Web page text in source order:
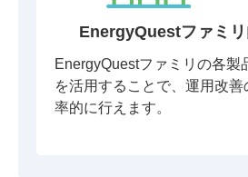
EnergyQuestファミ
EnergyQuestファミリの各製
を活用することで、運用改
率的に行えます。